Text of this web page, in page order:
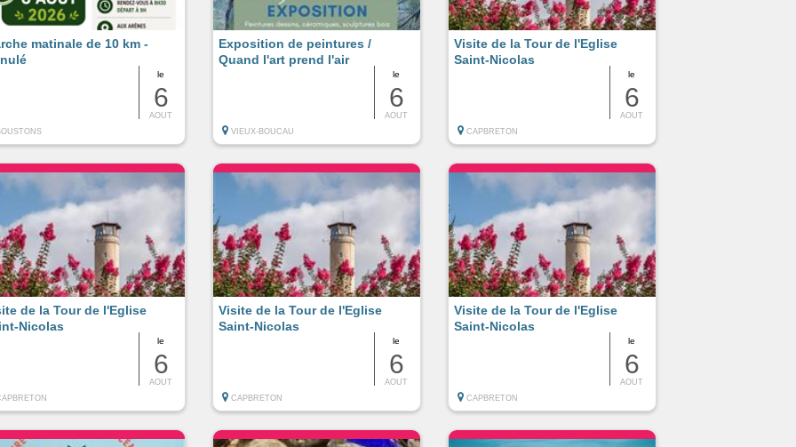
le
6
AOUT
matinale de 10 km -
le
6
AOUT
Exposition de peintures /
Quand l'art prend l'air
VIEUX-BOUCAU
le
6
AOUT
Visite de la Tour de l'Eglise
Saint-Nicolas
CAPBRETON
le
6
AOUT
de la Tour de l'Eglise
Nicolas
le
6
AOUT
Visite de la Tour de l'Eglise
Saint-Nicolas
CAPBRETON
le
6
AOUT
Visite de la Tour de l'Eglise
Saint-Nicolas
CAPBRETON